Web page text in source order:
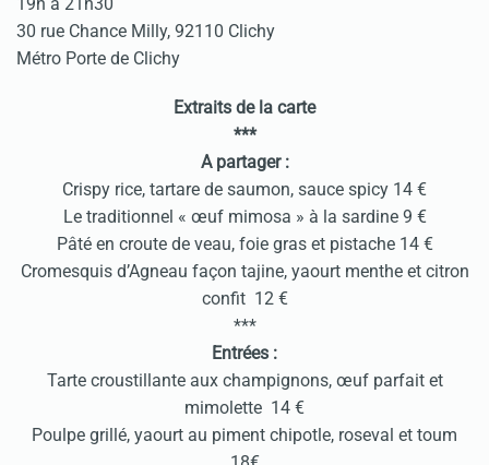
30 rue Chance Milly, 92110 Clichy
Métro Porte de Clichy
Extraits de la carte
***
A partager :
Crispy rice, tartare de saumon, sauce spicy 14 €
Le traditionnel « œuf mimosa » à la sardine 9 €
Pâté en croute de veau, foie gras et pistache 14 €
Cromesquis d’Agneau façon tajine, yaourt menthe et citron
confit 12 €
***
Entrées :
Tarte croustillante aux champignons, œuf parfait et
mimolette 14 €
Poulpe grillé, yaourt au piment chipotle, roseval et toum